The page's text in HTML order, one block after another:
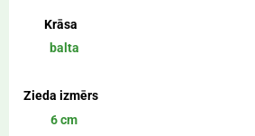
Krāsa
balta
Zieda izmērs
6 cm